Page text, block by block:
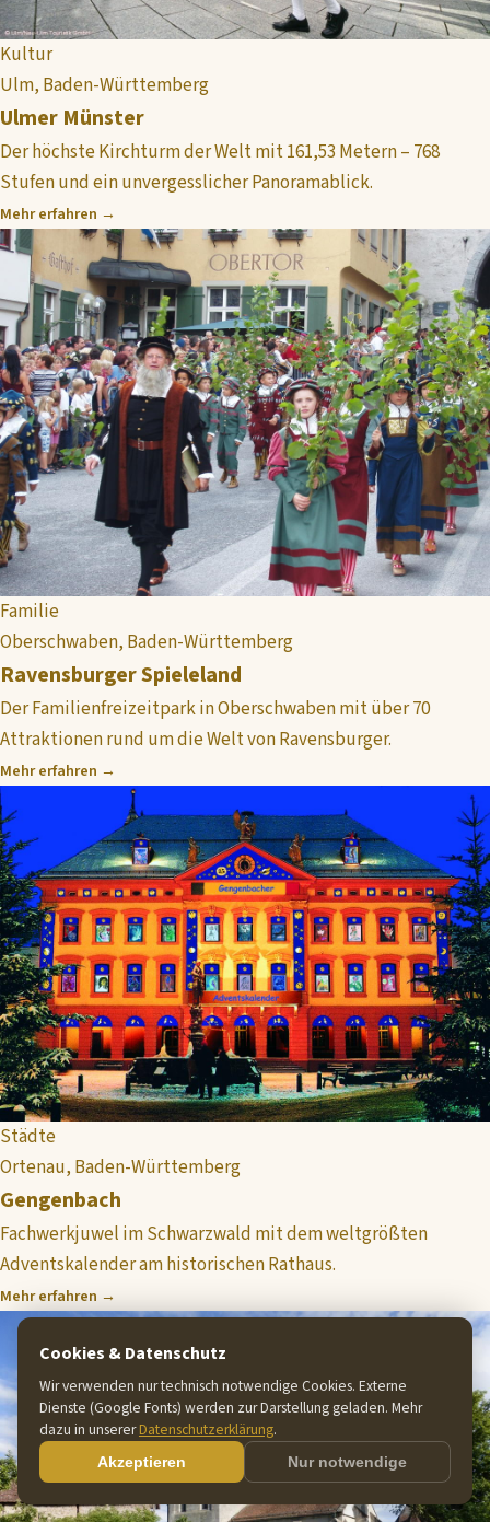
Kultur
Ulm, Baden-Württemberg
Ulmer Münster
Der höchste Kirchturm der Welt mit 161,53 Metern – 768
Stufen und ein unvergesslicher Panoramablick.
Mehr erfahren →
Familie
Oberschwaben, Baden-Württemberg
Ravensburger Spieleland
Der Familienfreizeitpark in Oberschwaben mit über 70
Attraktionen rund um die Welt von Ravensburger.
Mehr erfahren →
Städte
Ortenau, Baden-Württemberg
Gengenbach
Fachwerkjuwel im Schwarzwald mit dem weltgrößten
Adventskalender am historischen Rathaus.
Mehr erfahren →
Cookies & Datenschutz
Wir verwenden nur technisch notwendige Cookies. Externe
Dienste (Google Fonts) werden zur Darstellung geladen. Mehr
dazu in unsererDatenschutzerklärung.
Akzeptieren Nur notwendige